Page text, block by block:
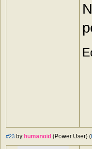
#23 by humanoid (Power User) (